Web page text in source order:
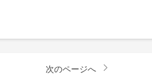
次のページへ